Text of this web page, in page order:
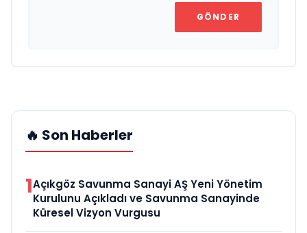
GÖNDER
🔥 Son Haberler
1Açıkgöz Savunma Sanayi AŞ Yeni Yönetim
Kurulunu Açıkladı ve Savunma Sanayinde
Küresel Vizyon Vurgusu